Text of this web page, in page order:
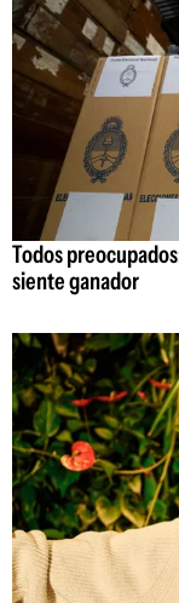
Todos
siente ganador